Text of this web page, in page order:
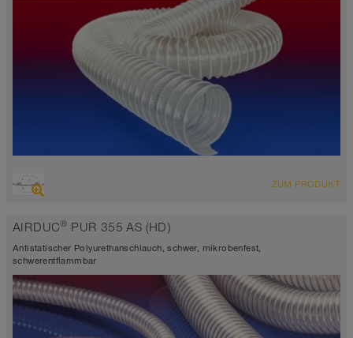
hoch abriebfester Saugschlauch + Druckschlauch,
antistatisch ca. 10⁹ Ω
Wandstärke 0,9mm
-40°C bis 90°C (125°C)
ZUM PRODUKT
AIRDUC® PUR 355 AS (HD)
Antistatischer Polyurethanschlauch, schwer, mikrobenfest,
schwerentflammbar